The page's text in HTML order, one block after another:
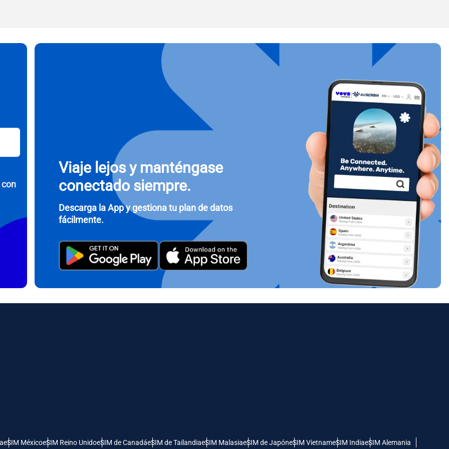
con
Viaje lejos y manténgase
conectado siempre.
Descarga la App y gestiona tu plan de datos
fácilmente.
eSIM MéxicoeSIM Reino UnidoeSIM de CanadáeSIM de TailandiaeSIM MalasiaeSIM de JapóneSIM VietnameSIM IndiaeSIM Alemania
Cerrar ventana emergente
idioma:
العربية
體中文
한국어
KRW - Won Surcoreano
- Dólar De Singapur TWD - Nuevo Dólar Taiwanés
Yen Japonés EUR - Euro
PHP - Peso Filipino
Indonesia
GBP - Libra Esterlina